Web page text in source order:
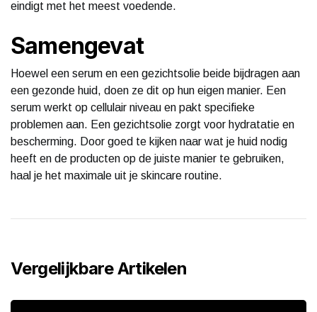
eindigt met het meest voedende.
Samengevat
Hoewel een serum en een gezichtsolie beide bijdragen aan
een gezonde huid, doen ze dit op hun eigen manier. Een
serum werkt op cellulair niveau en pakt specifieke
problemen aan. Een gezichtsolie zorgt voor hydratatie en
bescherming. Door goed te kijken naar wat je huid nodig
heeft en de producten op de juiste manier te gebruiken,
haal je het maximale uit je skincare routine.
Vergelijkbare Artikelen